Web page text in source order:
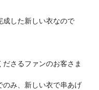
成した新しい衣なので
さるファンのお客さま
のみ、新しい衣で串あげ